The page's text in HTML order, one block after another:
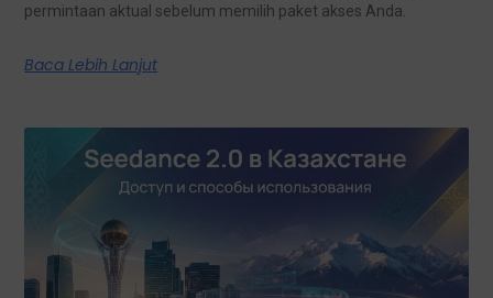
permintaan aktual sebelum memilih paket akses Anda.
Baca Lebih Lanjut